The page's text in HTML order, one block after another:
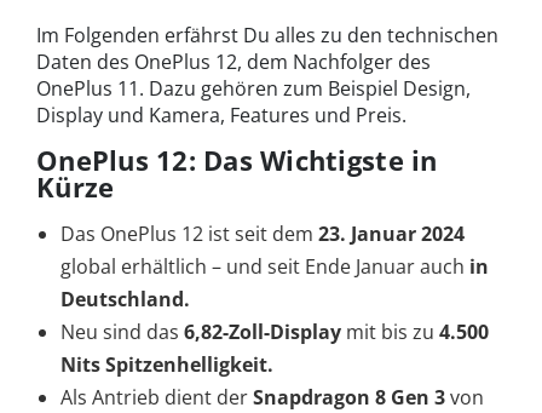
Im Folgenden erfährst Du alles zu den technischen
Daten des OnePlus 12, dem Nachfolger des
OnePlus 11. Dazu gehören zum Beispiel Design,
Display und Kamera, Features und Preis.
OnePlus 12: Das Wichtigste in
Kürze
Das OnePlus 12 ist seit dem 23. Januar 2024
global erhältlich – und seit Ende Januar auch in
Deutschland.
Neu sind das 6,82-Zoll-Display mit bis zu 4.500
Nits Spitzenhelligkeit.
Als Antrieb dient derSnapdragon 8 Gen 3von